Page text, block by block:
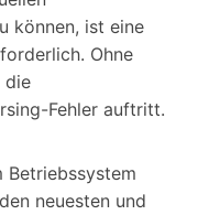
können, ist eine
Ohne
die
Fehler auftritt.
Betriebssystem
neuesten und